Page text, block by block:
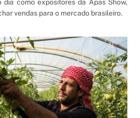
dia como expositores da Apas Show,
vendas para o mercado brasileiro.